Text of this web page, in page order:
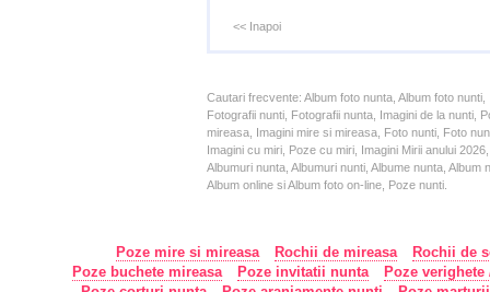
<< Inapoi
Cautari frecvente: Album foto nunta, Album foto
Fotografii nunti, Fotografii nunta, Imagini de la nunti,
mireasa, Imagini mire si mireasa, Foto nunti, Foto
Imagini cu miri, Poze cu miri, Imagini Mirii anului
Albumuri nunta, Albumuri nunti, Albume nunta,
Album online si Album foto on-line, Poze nunti.
Poze mire si mireasa Rochii de mireasa
Rochii de
Poze buchete mireasa
Poze invitatii nunta
Poze